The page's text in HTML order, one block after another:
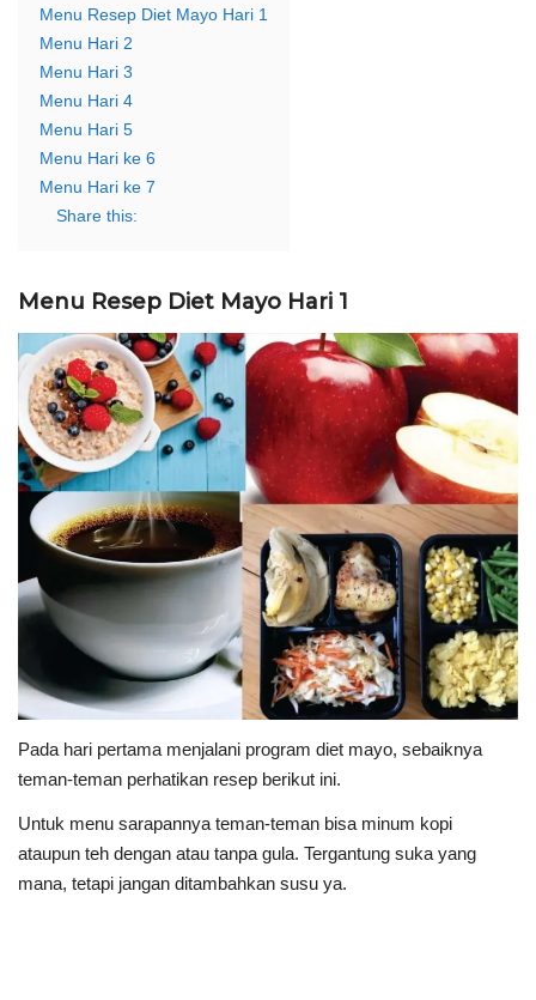
Menu Resep Diet Mayo Hari 1
Menu Hari 2
Menu Hari 3
Menu Hari 4
Menu Hari 5
Menu Hari ke 6
Menu Hari ke 7
Share this:
Menu Resep Diet Mayo Hari 1
Pada hari pertama menjalani program diet mayo, sebaiknya
teman-teman perhatikan resep berikut ini.
Untuk menu sarapannya teman-teman bisa minum kopi
ataupun teh dengan atau tanpa gula. Tergantung suka yang
mana, tetapi jangan ditambahkan susu ya.